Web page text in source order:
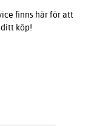
finns här för att
köp!